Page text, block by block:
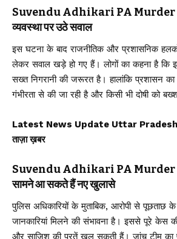
Suvendu Adhikari PA Murder
व्यवस्था पर उठे सवाल
इस घटना के बाद राजनीतिक और प्रशासनिक
लेकर सवाल खड़े हो गए हैं। लोगों का कहना है कि
सख्त निगरानी की जरूरत है। हालांकि प्रशासन
गंभीरता से की जा रही है और किसी भी दोषी को
Latest News Update Uttar Pradesh
ताज़ा ख़बर
Suvendu Adhikari PA Murder
सामने आ सकते हैं नए खुलासे
पुलिस अधिकारियों के मुताबिक, आरोपी से पूछताछ
जानकारियां मिलने की संभावना है। इससे पूरे केस
और साजिश की परतें खुल सकती हैं। जांच टीम का